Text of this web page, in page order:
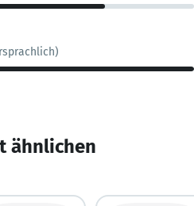
ähnlichen